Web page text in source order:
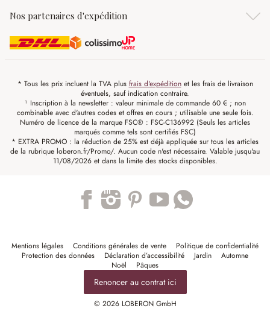
Nos partenaires d'expédition
* Tous les prix incluent la TVA plus frais d'expéditionet les frais de livraison
éventuels, sauf indication contraire.
¹ Inscription à la newsletter : valeur minimale de commande 60 € ; non
combinable avec d'autres codes et offres en cours ; utilisable une seule fois.
Numéro de licence de la marque FSC® : FSC-C136992 (Seuls les articles
marqués comme tels sont certifiés FSC)
* EXTRA PROMO : la réduction de 25% est déjà appliquée sur tous les articles
de la rubrique loberon.fr/Promo/. Aucun code n'est nécessaire. Valable jusqu'au
11/08/2026 et dans la limite des stocks disponibles.
Mentions légales Conditions générales de vente
Politique de confidentialité
Protection des données
Déclaration d’accessibilité Jardin
Automne
Noël
Pâques
Renoncer au contrat ici
© 2026 LOBERON GmbH